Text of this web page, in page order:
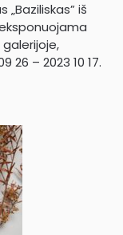
iš
26 – 2023 10 17.